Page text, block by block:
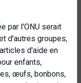
par l'ONU serait
d'autres groupes,
d'aide en
enfants,
œufs, bonbons,